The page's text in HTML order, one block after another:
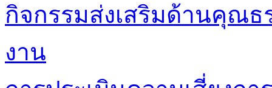
กิจกรรมส่งเสริมด้านคุณธ
งาน